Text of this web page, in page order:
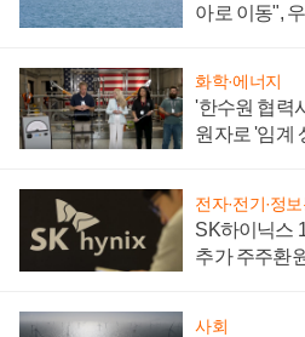
아로 이동",
화학·에너지
'한수원 협력
원자로 '임계
전자·전기·정
SK하이닉스
추가 주주환
사회